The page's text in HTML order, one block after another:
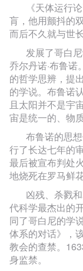
《天体运行
肓，他用颤抖的
而后不久就与世长
发展了哥白
乔尔丹诺·布鲁
的哲学思辨，提
的学说。布鲁诺
且太阳并不是宇
宙是统一的、物
布鲁诺的思
行了长达七年的
最后被宣布判处
地烧死在罗马鲜花
凶残、杀戮
代科学最杰出的
同了哥白尼的学
体系的对话》，
教会的查禁。
身监禁。